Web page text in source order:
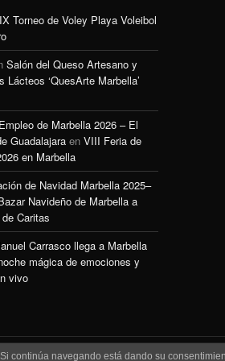
IX Torneo de Voley Playa Voleibol
Salón del Queso Artesano y
Lácteos ‘QuesArte Marbella’
de Marbella 2026 – El
Guadalajara en VIII Feria de
en Marbella
de Navidad Marbella 2025–
Navideño de Marbella a
Caritas
Carrasco llega a Marbella
mágica de emociones y
vivo
continúa navegando está dando su